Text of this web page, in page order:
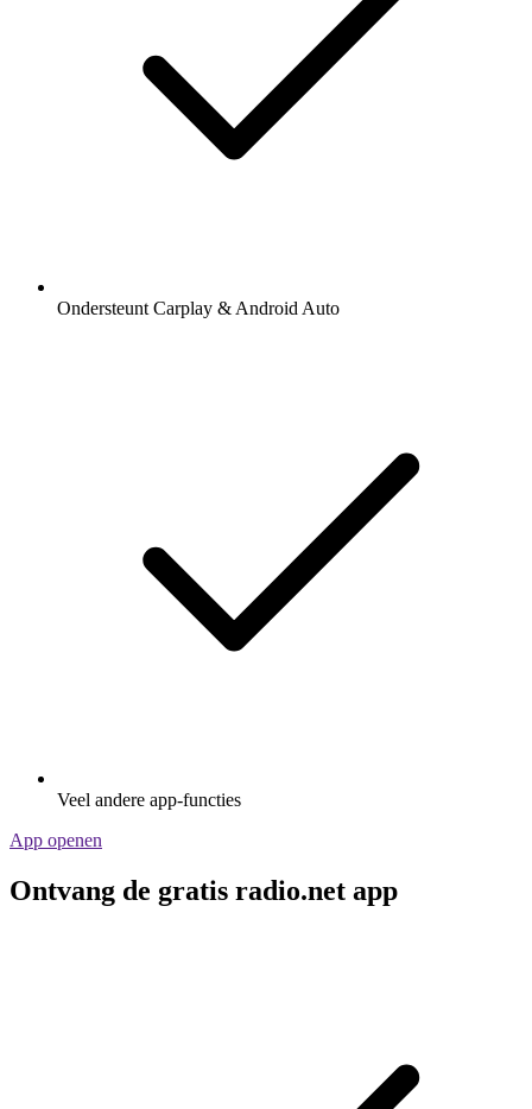
Ondersteunt Carplay & Android Auto
Veel andere app-functies
App openen
Ontvang de gratis radio.net app